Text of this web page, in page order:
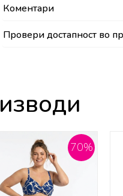
Коментари
Провери достапност во
70%